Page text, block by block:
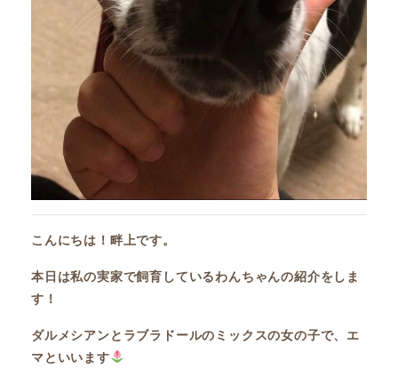
こんにちは！畔上です。
本日は私の実家で飼育しているわんちゃんの紹介をしま
す！
ダルメシアンとラブラドールのミックスの女の子で、エ
マといいます